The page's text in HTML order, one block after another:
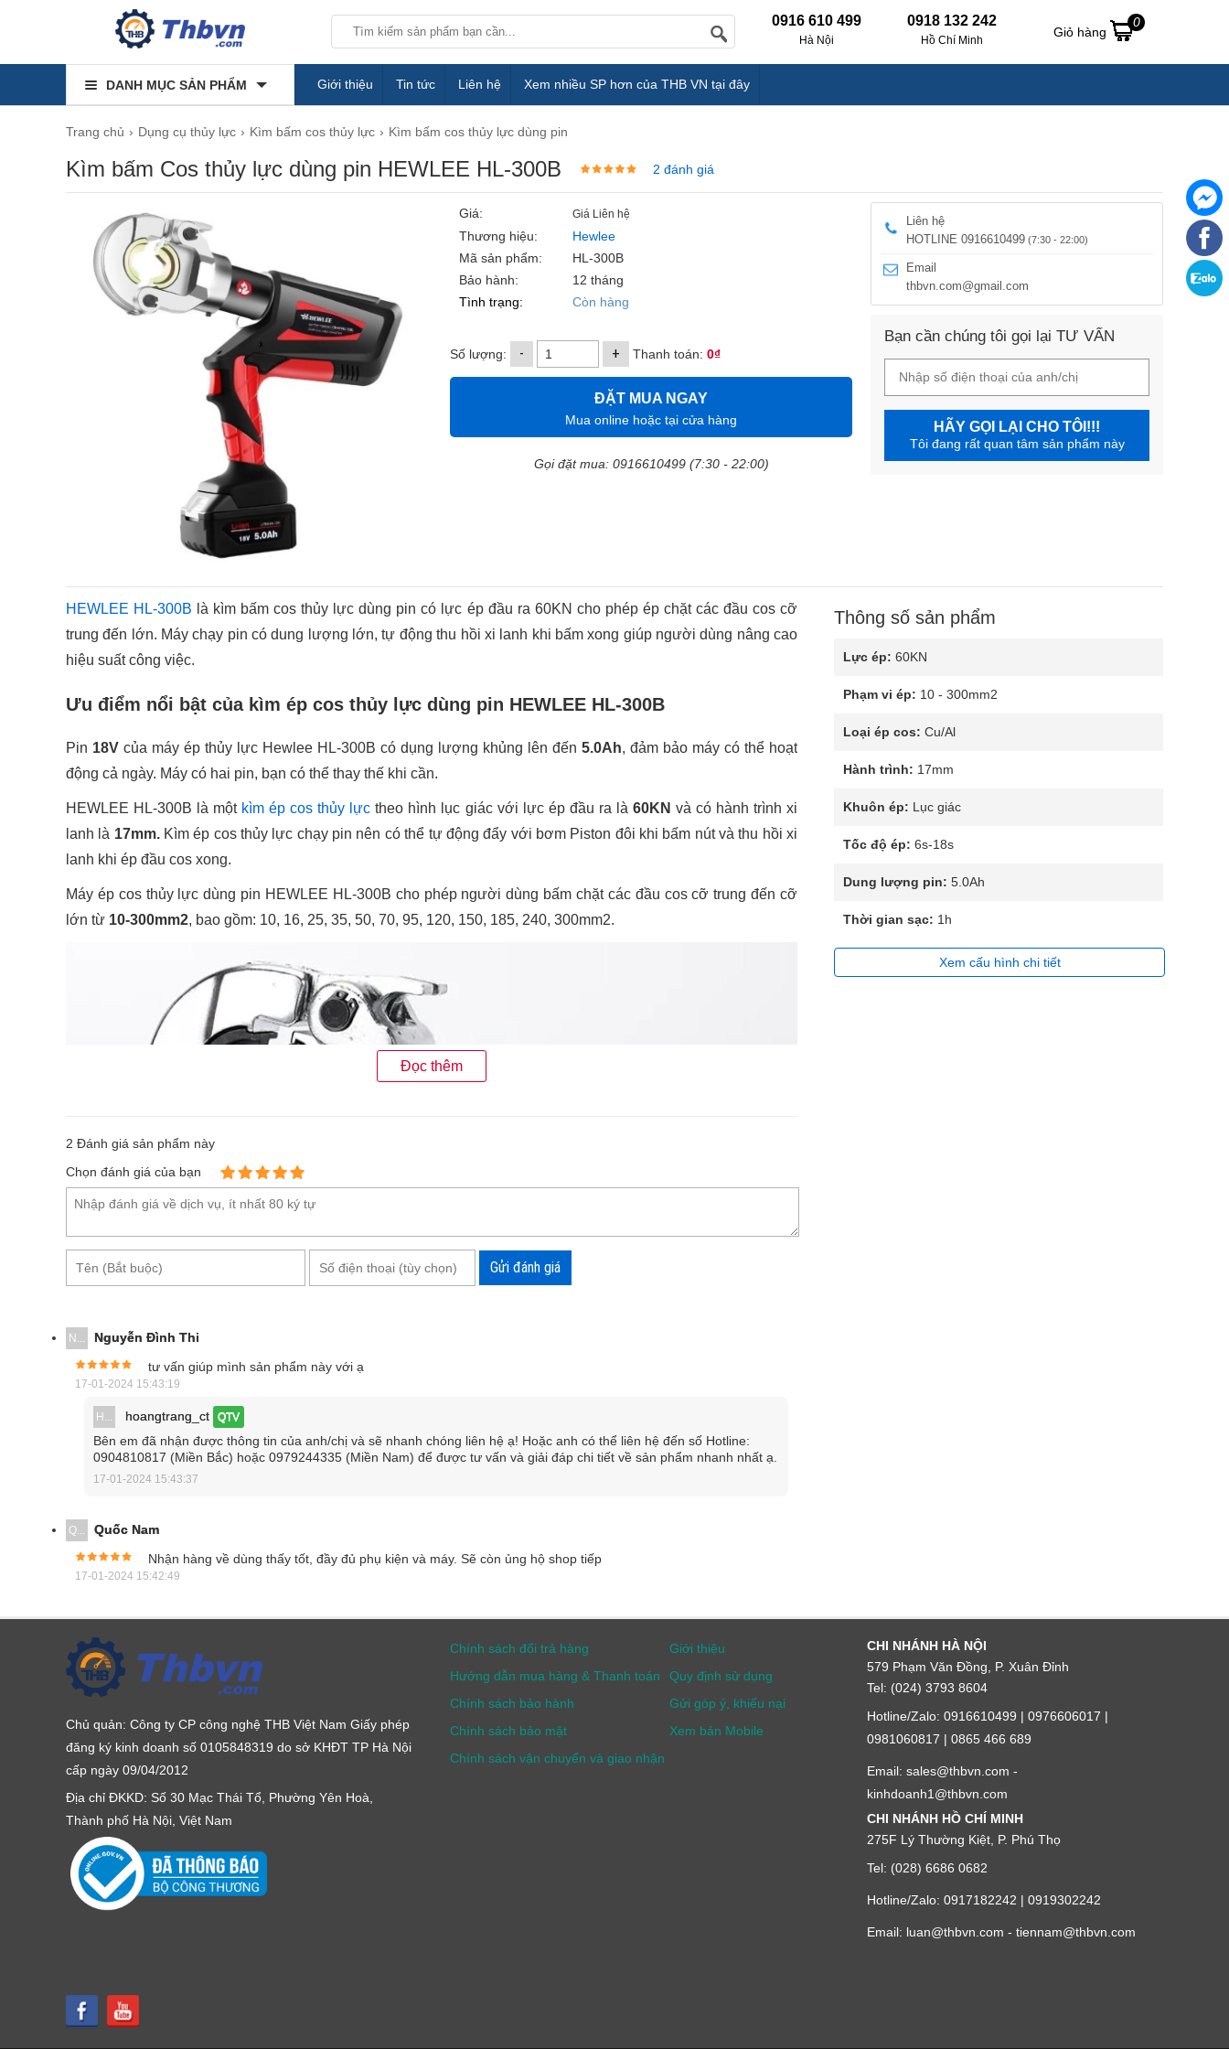
0916 610 499
Hà Nội
0918 132 242
Hồ Chí Minh
Giỏ hàng
0
DANH MỤC SẢN PHẨM Giới thiệu Tin tức Liên hệ Xem nhiều SP hơn của THB VN tại đây
Trang chủ Dụng cụ thủy lực Kìm bấm cos thủy lực Kìm bấm cos thủy lực dùng pin
Kìm bấm Cos thủy lực dùng pin HEWLEE HL-300B 2 đánh giá
Giá: Giá Liên hệ
Thương hiệu:
Hewlee
Mã sản phẩm:
HL-300B
Bảo hành:
12 tháng
Tình trạng:
Còn hàng
Số lượng: - + Thanh toán: 0₫
ĐẶT MUA NGAY
Mua online hoặc tại cửa hàng
Gọi đặt mua: 0916610499 (7:30 - 22:00)
Liên hệ
HOTLINE 0916610499 (7:30 - 22:00)
Email
thbvn.com@gmail.com
Bạn cần chúng tôi gọi lại TƯ VẤN
HÃY GỌI LẠI CHO TÔI!!!
Tôi đang rất quan tâm sản phẩm này
HEWLEE HL-300B là kìm bấm cos thủy lực dùng pin có lực ép đầu ra 60KN cho phép ép chặt các đầu cos cỡ
trung đến lớn. Máy chạy pin có dung lượng lớn, tự động thu hồi xi lanh khi bấm xong giúp người dùng nâng cao
hiệu suất công việc.
Ưu điểm nổi bật của kìm ép cos thủy lực dùng pin HEWLEE HL-300B
Pin 18V của máy ép thủy lực Hewlee HL-300B có dụng lượng khủng lên đến 5.0Ah, đảm bảo máy có thể hoạt
động cả ngày. Máy có hai pin, bạn có thể thay thế khi cần.
HEWLEE HL-300B là một kìm ép cos thủy lực theo hình lục giác với lực ép đầu ra là 60KN và có hành trình xi
lanh là 17mm.Kìm ép cos thủy lực chạy pin nên có thể tự động đẩy với bơm Piston đôi khi bấm nút và thu hồi xi
lanh khi ép đầu cos xong.
Máy ép cos thủy lực dùng pin HEWLEE HL-300B cho phép người dùng bấm chặt các đầu cos cỡ trung đến cỡ
lớn từ 10-300mm2, bao gồm: 10, 16, 25, 35, 50, 70, 95, 120, 150, 185, 240, 300mm2.
HEWLEE HL-300B có phạm vi ép 10-300mm2
Đèn LED được trang bị trên máy và đầu bấm có thể xoay 360 độ giúp bạn có thể hoạt động ở nhiều nơi làm việc
đủ.
Ngoài ra, kìm ép cos thủy lực chạy pin HEWLEE HL-300B được thiết kế dạng cầm tay kiểu súng lục. Đồng thời,
trên 60 độ C.
Đọc thêm
2 Đánh giá sản phẩm này
Chọn đánh giá của bạn
Gửi đánh giá
N...
Nguyễn Đình Thi
tư vấn giúp mình sản phẩm này với ạ
17-01-2024 15:43:19
H... hoangtrang_ct QTV
Bên em đã nhận được thông tin của anh/chị và sẽ nhanh chóng liên hệ ạ! Hoặc anh có thể liên hệ đến số Hotline:
0904810817 (Miền Bắc) hoặc 0979244335 (Miền Nam) để được tư vấn và giải đáp chi tiết về sản phẩm nhanh nhất ạ.
17-01-2024 15:43:37
Q...
Quốc Nam
Nhận hàng về dùng thấy tốt, đầy đủ phụ kiện và máy. Sẽ còn ủng hộ shop tiếp
17-01-2024 15:42:49
Thông số sản phẩm
Lực ép: 60KN
Phạm vi ép: 10 - 300mm2
Loại ép cos: Cu/Al
Hành trình: 17mm
Khuôn ép: Lục giác
Tốc độ ép: 6s-18s
Dung lượng pin: 5.0Ah
Thời gian sạc: 1h
Xem cấu hình chi tiết
Chủ quản: Công ty CP công nghệ THB Việt Nam Giấy phép
đăng ký kinh doanh số 0105848319 do sở KHĐT TP Hà Nội
cấp ngày 09/04/2012
Địa chỉ ĐKKD: Số 30 Mạc Thái Tổ, Phường Yên Hoà,
Thành phố Hà Nội, Việt Nam
Chính sách đổi trả hàng
Hướng dẫn mua hàng & Thanh toán
Chính sách bảo hành
Chính sách bảo mật
Chính sách vận chuyển và giao nhận
Giới thiệu
Quy định sử dụng
Gửi góp ý, khiếu nại
Xem bản Mobile
CHI NHÁNH HÀ NỘI
579 Phạm Văn Đồng, P. Xuân Đỉnh
Tel: (024) 3793 8604
Hotline/Zalo: 0916610499 | 0976606017 |
0981060817 | 0865 466 689
Email: sales@thbvn.com -
kinhdoanh1@thbvn.com
CHI NHÁNH HỒ CHÍ MINH
275F Lý Thường Kiệt, P. Phú Thọ
Tel: (028) 6686 0682
Hotline/Zalo: 0917182242 | 0919302242
Email: luan@thbvn.com - tiennam@thbvn.com